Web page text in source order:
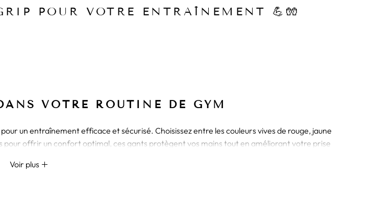
POUR VOTRE ENTRAÎNEMENT 💪🧤
VOTRE ROUTINE DE GYM
un entraînement efficace et sécurisé. Choisissez entre les couleurs vives de rouge, jaune
offrir un confort optimal, ces gants protègent vos mains tout en améliorant votre prise
Voir plus